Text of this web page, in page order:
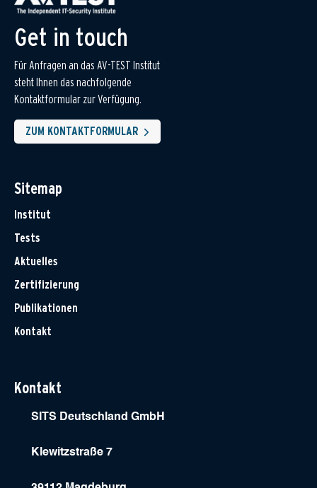
Get in touch
Für Anfragen an das AV-TEST Institut
steht Ihnen das nachfolgende
Kontaktformular zur Verfügung.
ZUM KONTAKTFORMULAR
Sitemap
Institut
Tests
Aktuelles
Zertifizierung
Publikationen
Kontakt
Kontakt
SITS Deutschland GmbH
Klewitzstraße 7